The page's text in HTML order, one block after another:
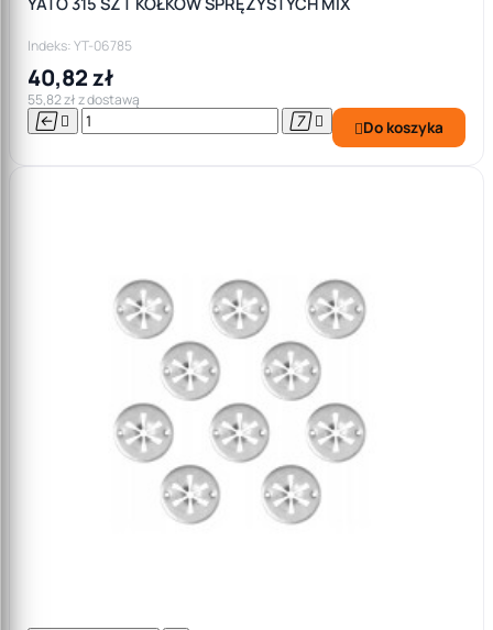
Indeks: YT-06785
40,82 zł
55,82 zł z dostawą
    Do koszyka